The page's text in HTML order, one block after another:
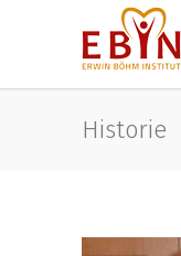
Historie